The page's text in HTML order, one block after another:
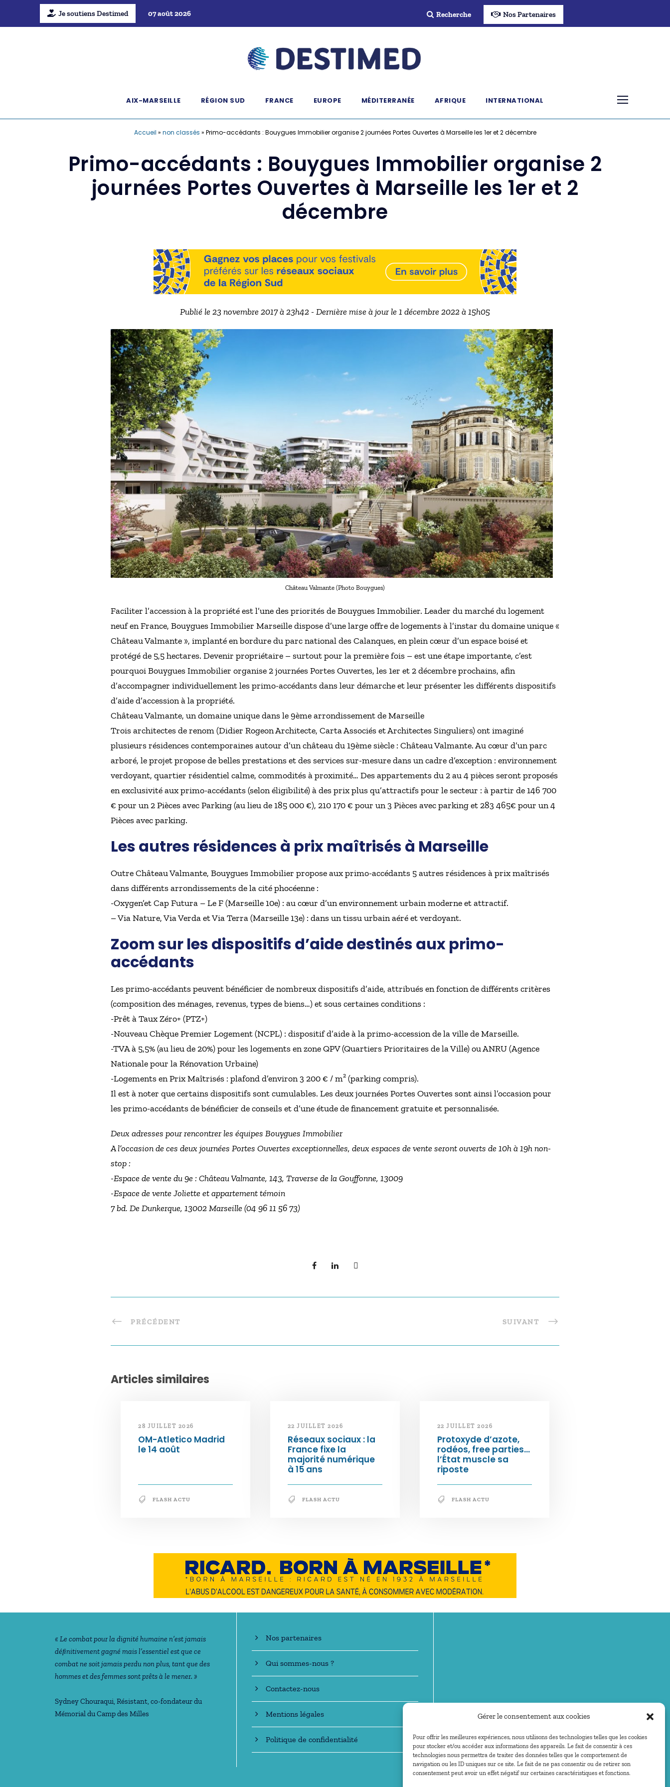
Gérer le consentement aux cookies
Pour offrir les meilleures expériences, nous utilisons des technologies telles que les cookies
pour stocker et/ou accéder aux informations des appareils. Le fait de consentir à ces
technologies nous permettra de traiter des données telles que le comportement de
navigation ou les ID uniques sur ce site. Le fait de ne pas consentir ou de retirer son
consentement peut avoir un effet négatif sur certaines caractéristiques et fonctions.
Je soutiens Destimed 07 août 2026 Recherche Nos Partenaires
AIX-MARSEILLE RÉGION SUD FRANCE EUROPE MÉDITERRANÉE AFRIQUE INTERNATIONAL
Accueil » non classés » Primo-accédants : Bouygues Immobilier organise 2 journées Portes Ouvertes à Marseille les 1er et 2 décembre
Primo-accédants : Bouygues Immobilier organise 2
journées Portes Ouvertes à Marseille les 1er et 2
décembre
Publié le 23 novembre 2017 à 23h42 - Dernière mise à jour le 1 décembre 2022 à 15h05
Château Valmante (Photo Bouygues)
Faciliter l’accession à la propriété est l’une des priorités de Bouygues Immobilier. Leader du marché du logement
neuf en France, Bouygues Immobilier Marseille dispose d’une large offre de logements à l’instar du domaine unique «
Château Valmante », implanté en bordure du parc national des Calanques, en plein cœur d’un espace boisé et
protégé de 5,5 hectares. Devenir propriétaire – surtout pour la première fois – est une étape importante, c’est
pourquoi Bouygues Immobilier organise 2 journées Portes Ouvertes, les 1er et 2 décembre prochains, afin
d’accompagner individuellement les primo-accédants dans leur démarche et leur présenter les différents dispositifs
d’aide d’accession à la propriété.
Château Valmante, un domaine unique dans le 9ème arrondissement de Marseille
Trois architectes de renom (Didier Rogeon Architecte, Carta Associés et Architectes Singuliers) ont imaginé
plusieurs résidences contemporaines autour d’un château du 19ème siècle : Château Valmante. Au cœur d’un parc
arboré, le projet propose de belles prestations et des services sur-mesure dans un cadre d’exception : environnement
verdoyant, quartier résidentiel calme, commodités à proximité… Des appartements du 2 au 4 pièces seront proposés
en exclusivité aux primo-accédants (selon éligibilité) à des prix plus qu’attractifs pour le secteur : à partir de 146 700
€ pour un 2 Pièces avec Parking (au lieu de 185 000 €), 210 170 € pour un 3 Pièces avec parking et 283 465€ pour un 4
Pièces avec parking.
Les autres résidences à prix maîtrisés à Marseille
Outre Château Valmante, Bouygues Immobilier propose aux primo-accédants 5 autres résidences à prix maîtrisés
dans différents arrondissements de la cité phocéenne :
-Oxygen’et Cap Futura – Le F (Marseille 10e) : au cœur d’un environnement urbain moderne et attractif.
– Via Nature, Via Verda et Via Terra (Marseille 13e) : dans un tissu urbain aéré et verdoyant.
Zoom sur les dispositifs d’aide destinés aux primo-
accédants
Les primo-accédants peuvent bénéficier de nombreux dispositifs d’aide, attribués en fonction de différents critères
(composition des ménages, revenus, types de biens…) et sous certaines conditions :
-Prêt à Taux Zéro+ (PTZ+)
-Nouveau Chèque Premier Logement (NCPL) : dispositif d’aide à la primo-accession de la ville de Marseille.
-TVA à 5,5% (au lieu de 20%) pour les logements en zone QPV (Quartiers Prioritaires de la Ville) ou ANRU (Agence
Nationale pour la Rénovation Urbaine)
-Logements en Prix Maîtrisés : plafond d’environ 3 200 € / m² (parking compris).
Il est à noter que certains dispositifs sont cumulables. Les deux journées Portes Ouvertes sont ainsi l’occasion pour
les primo-accédants de bénéficier de conseils et d’une étude de financement gratuite et personnalisée.
Deux adresses pour rencontrer les équipes Bouygues Immobilier
A l’occasion de ces deux journées Portes Ouvertes exceptionnelles, deux espaces de vente seront ouverts de 10h à 19h non-
stop :
-Espace de vente du 9e : Château Valmante, 143, Traverse de la Gouffonne, 13009
-Espace de vente Joliette et appartement témoin
7 bd. De Dunkerque, 13002 Marseille (04 96 11 56 73)
PRÉCÉDENT SUIVANT
Articles similaires
28 JUILLET 2026
OM-Atletico Madrid
le 14 août
FLASH ACTU
22 JUILLET 2026
Réseaux sociaux : la
France fixe la
majorité numérique
à 15 ans
FLASH ACTU
22 JUILLET 2026
Protoxyde d’azote,
rodéos, free parties…
l’État muscle sa
riposte
FLASH ACTU
Notre philosophie
« Le combat pour la dignité humaine n’est jamais
déﬁnitivement gagné mais l’essentiel est que ce
combat ne soit jamais perdu non plus, tant que des
hommes et des femmes sont prêts à le mener. »
Sydney Chouraqui, Résistant, co-fondateur du
Mémorial du Camp des Milles
En savoir +
Nos partenaires
Qui sommes-nous ?
Contactez-nous
Mentions légales
Politique de confidentialité